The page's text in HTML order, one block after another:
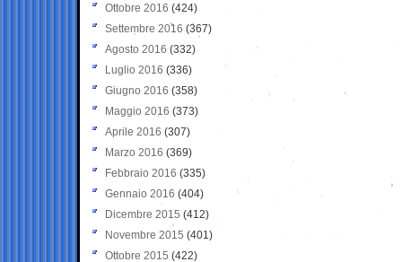
Ottobre 2016 (424)
Settembre 2016 (367)
Agosto 2016 (332)
Luglio 2016 (336)
Giugno 2016 (358)
Maggio 2016 (373)
Aprile 2016 (307)
Marzo 2016 (369)
Febbraio 2016 (335)
Gennaio 2016 (404)
Dicembre 2015 (412)
Novembre 2015 (401)
Ottobre 2015 (422)